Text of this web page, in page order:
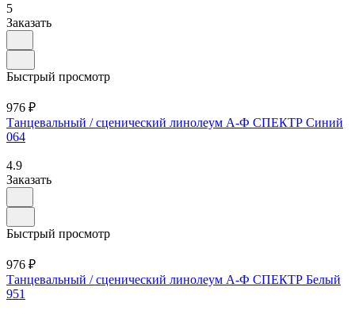
5
Заказать
Быстрый просмотр
976 ₽
Танцевальный / сценический линолеум А-Ф СПЕКТР Синий
064
4.9
Заказать
Быстрый просмотр
976 ₽
Танцевальный / сценический линолеум А-Ф СПЕКТР Белый
951